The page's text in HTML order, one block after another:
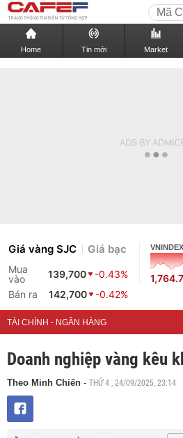
Home Tin mới Market
Giá vàng SJC Giá bạc
Mua
vào
139,700
-0.43%
Bán ra
142,700 -0.42%
VNINDEX
TÀI CHÍNH - NGÂN HÀNG
Doanh nghiệp vàng kêu
Theo Minh Chiến - THỨ 4 , 24/09/2025, 23:14